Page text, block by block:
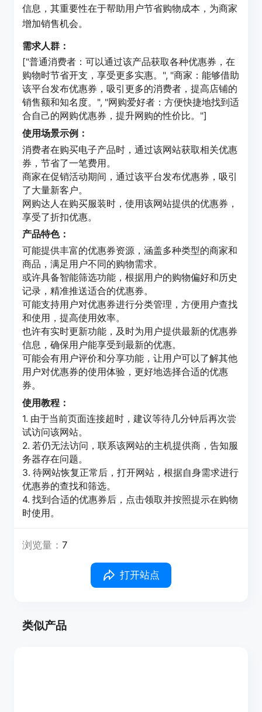
信息，其重要性在于帮助用户节省购物成本，为商家
增加销售机会。
需求人群：
["普通消费者：可以通过该产品获取各种优惠券，在
购物时节省开支，享受更多实惠。", "商家：能够借助
该平台发布优惠券，吸引更多的消费者，提高店铺的
销售额和知名度。", "网购爱好者：方便快捷地找到适
合自己的网购优惠券，提升网购的性价比。"]
使用场景示例：
消费者在购买电子产品时，通过该网站获取相关优惠
券，节省了一笔费用。
商家在促销活动期间，通过该平台发布优惠券，吸引
了大量新客户。
网购达人在购买服装时，使用该网站提供的优惠券，
享受了折扣优惠。
产品特色：
可能提供丰富的优惠券资源，涵盖多种类型的商家和
商品，满足用户不同的购物需求。
或许具备智能筛选功能，根据用户的购物偏好和历史
记录，精准推送适合的优惠券。
可能支持用户对优惠券进行分类管理，方便用户查找
和使用，提高使用效率。
也许有实时更新功能，及时为用户提供最新的优惠券
信息，确保用户能享受到最新的优惠。
可能会有用户评价和分享功能，让用户可以了解其他
用户对优惠券的使用体验，更好地选择合适的优惠
券。
使用教程：
1. 由于当前页面连接超时，建议等待几分钟后再次尝
试访问该网站。
2. 若仍无法访问，联系该网站的主机提供商，告知服
务器存在问题。
3. 待网站恢复正常后，打开网站，根据自身需求进行
优惠券的查找和筛选。
4. 找到合适的优惠券后，点击领取并按照提示在购物
时使用。
浏览量：7
打开站点
类似产品